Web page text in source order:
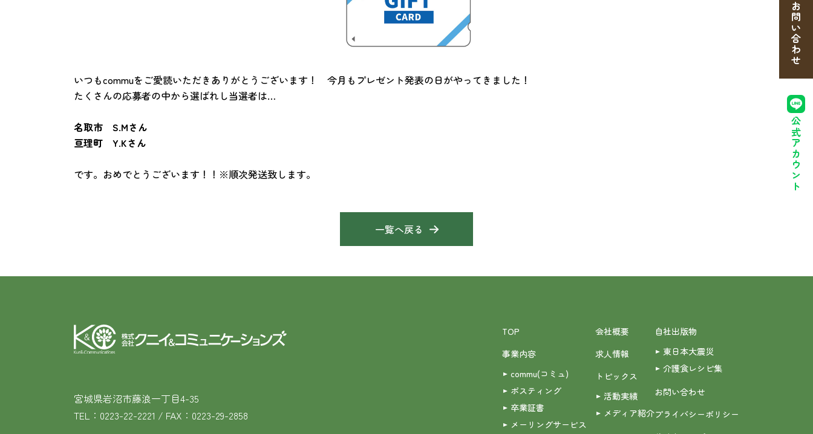
お問い合わせ
公式アカウント
いつもcommuをご愛読いただきありがとうございます！ 今月もプレゼント発表の日がやってきました！
たくさんの応募者の中から選ばれし当選者は…
名取市 S.Mさん
亘理町 Y.Kさん
です。おめでとうございます！！※順次発送致します。
一覧へ戻る
宮城県岩沼市藤浪一丁目4-35
TEL：0223-22-2221 / FAX：0223-29-2858
TOP
事業内容
commu(コミュ)
ポスティング
卒業証書
メーリングサービス
会社概要
求人情報
トピックス
活動実績
メディア紹介
自社出版物
東日本大震災
介護食レシピ集
お問い合わせ
プライバシーポリシー